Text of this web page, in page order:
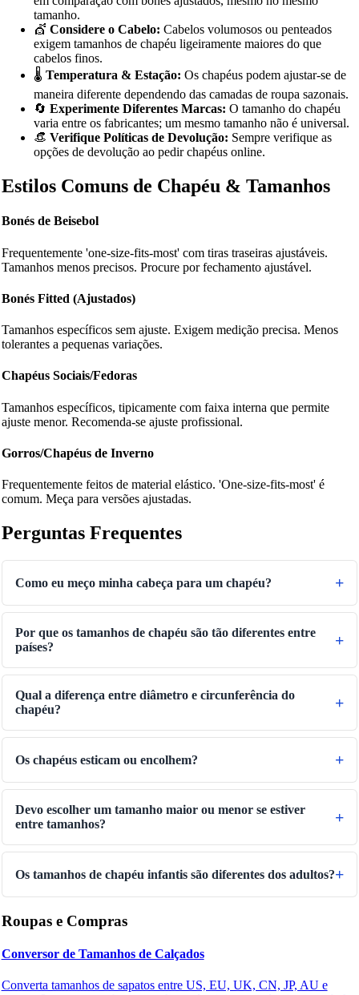
tamanho.
💇 Considere o Cabelo: Cabelos volumosos ou penteados
exigem tamanhos de chapéu ligeiramente maiores do que
cabelos finos.
🌡️ Temperatura & Estação: Os chapéus podem ajustar-se de
maneira diferente dependendo das camadas de roupa sazonais.
🔄 Experimente Diferentes Marcas: O tamanho do chapéu
varia entre os fabricantes; um mesmo tamanho não é universal.
👒 Verifique Políticas de Devolução: Sempre verifique as
opções de devolução ao pedir chapéus online.
Estilos Comuns de Chapéu & Tamanhos
Bonés de Beisebol
Frequentemente 'one-size-fits-most' com tiras traseiras ajustáveis.
Tamanhos menos precisos. Procure por fechamento ajustável.
Bonés Fitted (Ajustados)
Tamanhos específicos sem ajuste. Exigem medição precisa. Menos
tolerantes a pequenas variações.
Chapéus Sociais/Fedoras
Tamanhos específicos, tipicamente com faixa interna que permite
ajuste menor. Recomenda-se ajuste profissional.
Gorros/Chapéus de Inverno
Frequentemente feitos de material elástico. 'One-size-fits-most' é
comum. Meça para versões ajustadas.
Perguntas Frequentes
Como eu meço minha cabeça para um chapéu?
Por que os tamanhos de chapéu são tão diferentes entre
países?
Qual a diferença entre diâmetro e circunferência do
chapéu?
Os chapéus esticam ou encolhem?
Devo escolher um tamanho maior ou menor se estiver
entre tamanhos?
Os tamanhos de chapéu infantis são diferentes dos adultos?
Roupas e Compras
Conversor de Tamanhos de Calçados
Converta tamanhos de sapatos entre US, EU, UK, CN, JP, AU e